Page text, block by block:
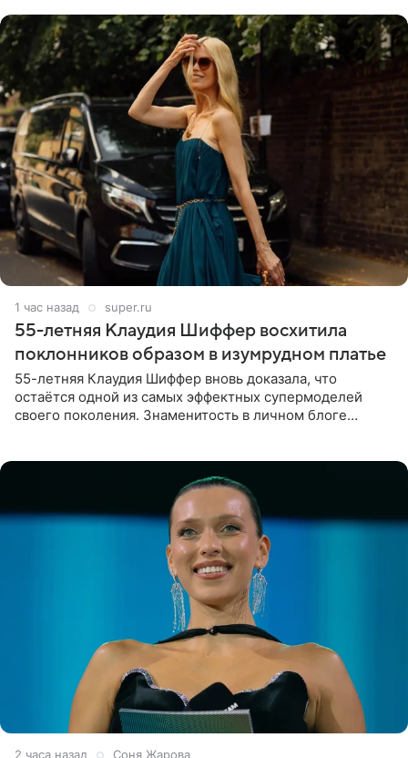
1 час назад super.ru
55-летняя Клаудия Шиффер восхитила
поклонников образом в изумрудном платье
55-летняя Клаудия Шиффер вновь доказала, что
остаётся одной из самых эффектных супермоделей
своего поколения. Знаменитость в личном блоге
2 часа назад Соня Жарова